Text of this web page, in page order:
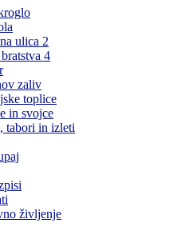
ulica 2
4
zaliv
toplice
in svojce
tabori in izleti
življenje